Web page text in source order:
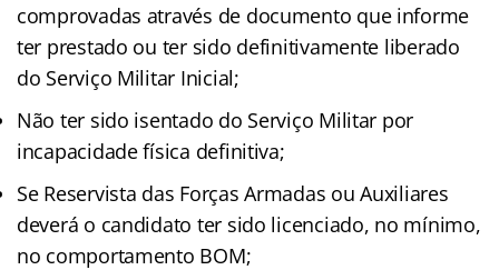
comprovadas através de documento que informe
ter prestado ou ter sido definitivamente liberado
do Serviço Militar Inicial;
Não ter sido isentado do Serviço Militar por
incapacidade física definitiva;
Se Reservista das Forças Armadas ou Auxiliares
deverá o candidato ter sido licenciado, no mínimo,
no comportamento BOM;